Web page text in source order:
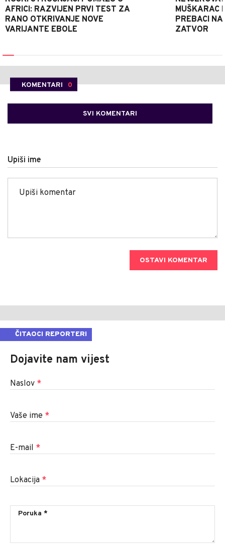
AFRICI: RAZVIJEN PRVI TEST ZA
RANO OTKRIVANJE NOVE
VARIJANTE EBOLE
MUŠKARAC
PREBACI
ZATVOR
KOMENTARI 0
SVI KOMENTARI
Upiši ime
OSTAVI KOMENTAR
ČITAOCI REPORTERI
Dojavite nam vijest
Naslov *
Vaše ime *
E-mail *
Lokacija *